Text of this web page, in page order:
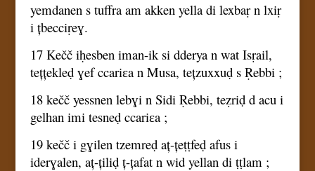
yemdanen s tuffra am akken yella di lexbaṛ n lxiṛ
i țbecciṛeɣ.
17 Kečč iḥesben iman-ik si dderya n wat Isṛail,
tețțekleḍ ɣef ccariɛa n Musa, tețzuxxuḍ s Ṛebbi ;
18 kečč yessnen lebɣi n Sidi Ṛebbi, teẓriḍ d acu i
gelhan imi tesneḍ ccariɛa ;
19 kečč i gɣilen tzemreḍ aț-țeṭṭfeḍ afus i
iderɣalen, aț-țiliḍ ț-țafat n wid yellan di ṭṭlam ;